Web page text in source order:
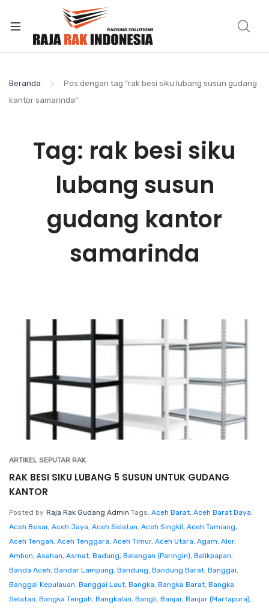
Beranda
Pos dengan tag “rak besi siku lubang susun gudang
kantor samarinda”
Tag: rak besi siku
lubang susun
gudang kantor
samarinda
ARTIKEL SEPUTAR RAK
RAK BESI SIKU LUBANG 5 SUSUN UNTUK GUDANG
KANTOR
Posted by Raja Rak Gudang Admin Tags: Aceh Barat, Aceh Barat Daya,
Aceh Besar, Aceh Jaya, Aceh Selatan, Aceh Singkil, Aceh Tamiang,
Aceh Tengah, Aceh Tenggara, Aceh Timur, Aceh Utara, Agam, Alor,
Ambon, Asahan, Asmat, Badung, Balangan (Paringin), Balikpapan,
Banda Aceh, Bandar Lampung, Bandung, Bandung Barat, Banggai,
Banggai Kepulauan, Banggai Laut, Bangka, Bangka Barat, Bangka
Selatan, Bangka Tengah, Bangkalan, Bangli, Banjar, Banjar (Martapura),